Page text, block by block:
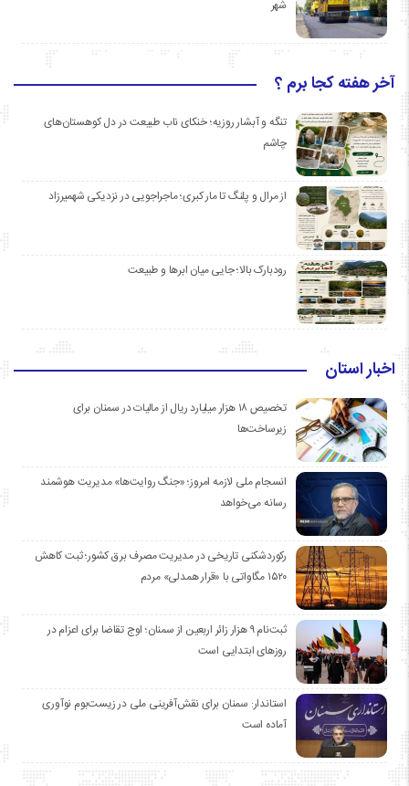
شهر
آخر هفته کجا برم ؟
تنگه و آبشار روزیه؛ خنکای ناب طبیعت در دل کوهستان‌های
چاشم
از مرال و پلنگ تا مار کبری؛ ماجراجویی در نزدیکی شهمیرزاد
رودبارک بالا؛ جایی میان ابرها و طبیعت
اخبار استان
تخصیص ۱۸ هزار میلیارد ریال از مالیات در سمنان برای
زیرساخت‌ها
انسجام ملی لازمه امروز؛ «جنگ روایت‌ها» مدیریت هوشمند
رسانه می‌خواهد
رکوردشکنی تاریخی در مدیریت مصرف برق کشور؛ ثبت کاهش
۱۵۲۰ مگاواتی با «قرار همدلی» مردم
ثبت‌نام ۹ هزار زائر اربعین از سمنان؛ اوج تقاضا برای اعزام در
روزهای ابتدایی است
استاندار: سمنان برای نقش‌آفرینی ملی در زیست‌بوم نوآوری
آماده است